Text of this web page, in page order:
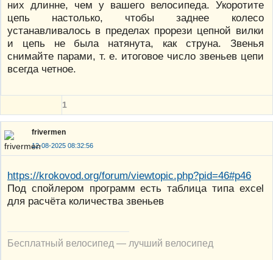
них длинне, чем у вашего велосипеда. Укоротите
цепь настолько, чтобы заднее колесо
устанавливалось в пределах прорези цепной вилки
и цепь не была натянута, как струна. Звенья
снимайте парами, т. е. итоговое число звеньев цепи
всегда четное.
1
frivermen
12-08-2025 08:32:56
https://krokovod.org/forum/viewtopic.php?pid=46#p46
Под спойлером программ есть таблица типа excel
для расчёта количества звеньев
Бесплатный велосипед — лучший велосипед